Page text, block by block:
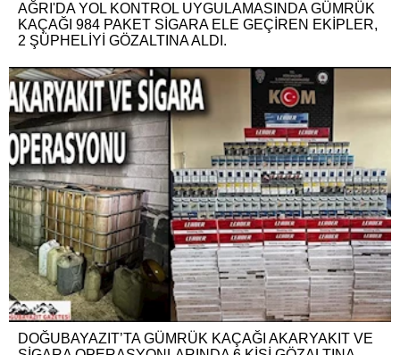
AĞRI'DA YOL KONTROL UYGULAMASINDA GÜMRÜK
KAÇAĞI 984 PAKET SİGARA ELE GEÇİREN EKİPLER,
2 ŞÜPHELİYİ GÖZALTINA ALDI.
DOĞUBAYAZIT’TA GÜMRÜK KAÇAĞI AKARYAKIT VE